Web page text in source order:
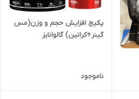
پکیج افزایش حجم و وزن(مس
گینر+کراتین) گالوانایز
ناموجود